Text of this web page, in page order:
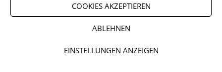
COOKIES AKZEPTIEREN
ABLEHNEN
EINSTELLUNGEN ANZEIGEN
Datenschutzerklärung